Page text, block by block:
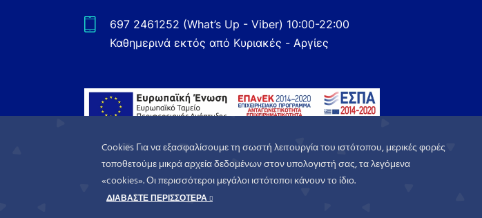
697 2461252 (What’s Up - Viber) 10:00-22:00
Καθημερινά εκτός από Κυριακές - Αργίες
WorldofGames© 2026. All rights reserved.
Cookies Για να εξασφαλίσουμε τη σωστή λειτουργία του ιστότοπου, μερικές φορές
τοποθετούμε μικρά αρχεία δεδομένων στον υπολογιστή σας, τα λεγόμενα
«cookies». Οι περισσότεροι μεγάλοι ιστότοποι κάνουν το ίδιο.
ΔΙΑΒΑΣΤΕ ΠΕΡΙΣΣΟΤΕΡΑ